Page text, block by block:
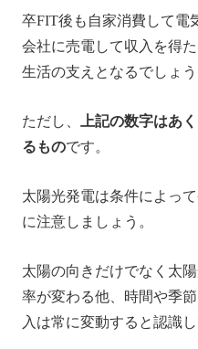
卒FIT後も自家消費して電
会社に売電して収入を得
生活の支えとなるでしょう
ただし、 上記の数字はあ
るものです。
太陽光発電は条件によっ
に注意しましょう。
太陽の向きだけでなく太
率が変わる他、時間や季
入は常に変動すると認識